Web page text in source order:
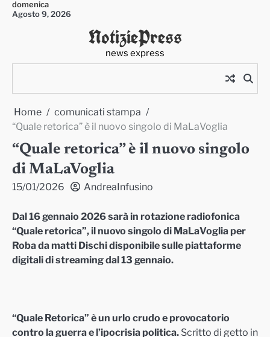
Skipdomenica
Agosto 9, 2026
NotiziePress
news express
Home
comunicati stampa
“Quale retorica” è il nuovo singolo di MaLaVoglia
“Quale retorica” è il nuovo singolo
di MaLaVoglia
15/01/2026 AndreaInfusino
Dal 16 gennaio 2026 sarà in rotazione radiofonica
“Quale retorica”, il nuovo singolo di MaLaVoglia per
Roba da matti Dischi disponibile sulle piattaforme
digitali di streaming dal 13 gennaio.
“Quale Retorica” è un urlo crudo e provocatorio
contro la guerra e l’ipocrisia politica. Scritto di getto in